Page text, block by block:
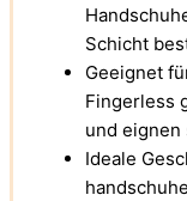
Schicht
Geeignet
Fingerless
und eignen
Ideale